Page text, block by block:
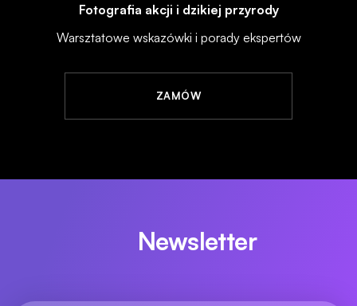
Fotografia akcji i dzikiej przyrody
Warsztatowe wskazówki i porady ekspertów
ZAMÓW
Newsletter